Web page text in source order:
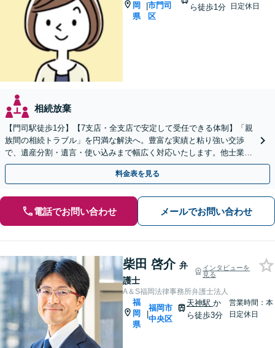
岡
県
|市門司
区
ら徒歩1分
日定休日
相続放棄
【門司駅徒歩1分】【7支店・全支店で安定して受任できる体制】「親
族間の相続トラブル」を円満な解決へ。豊富な実績と粘り強い交渉
で、遺産分割・遺言・使い込みまで幅広く対応いたします。他士業連
携のワンストップ体制
料金表を見る
電話でお問い合わせ メールでお問い合わせ
柴田 啓介 弁
護士
インタビューを
見る
A＆S福岡法律事務所弁護士法人
福
岡
県
|
福岡市
中央区
天神駅 か
ら徒歩3分
営業時間：本
日定休日